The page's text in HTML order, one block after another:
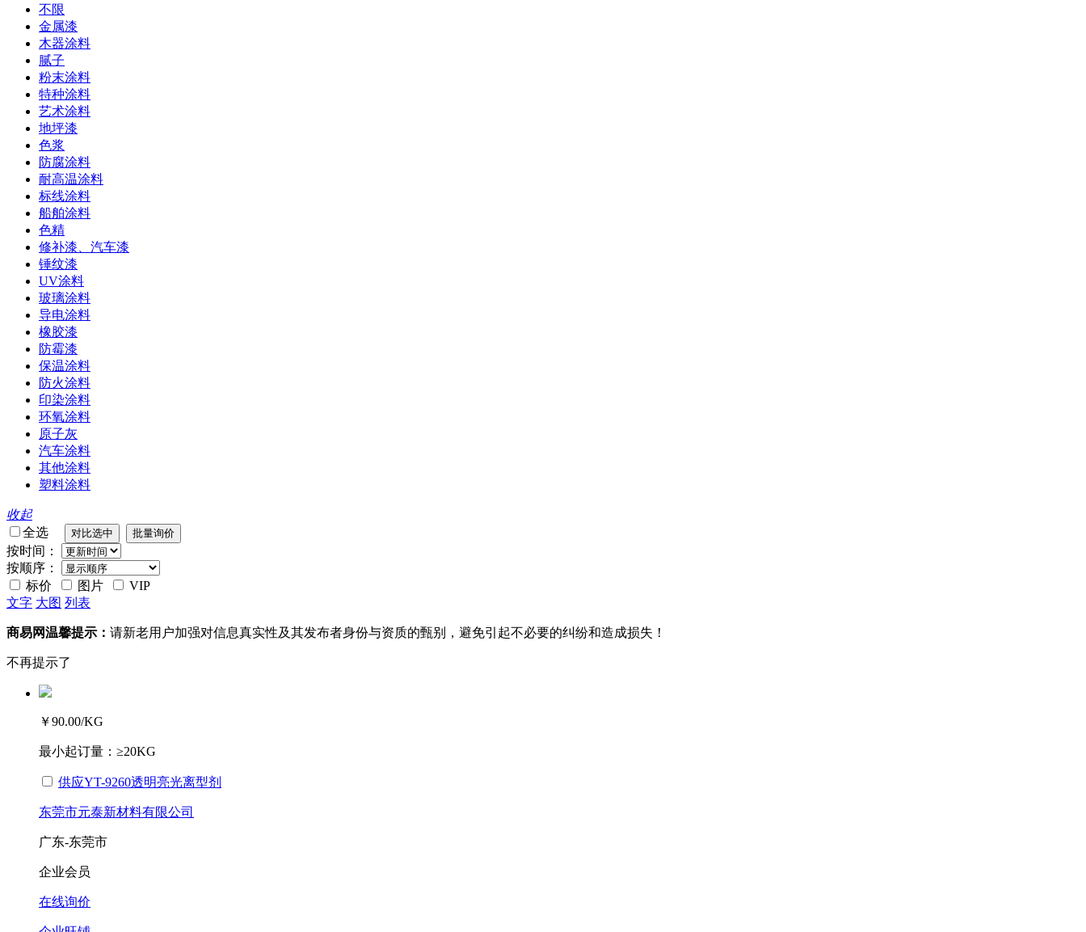
不限
金属漆
木器涂料
腻子
粉末涂料
特种涂料
艺术涂料
地坪漆
色浆
防腐涂料
耐高温涂料
标线涂料
船舶涂料
色精
修补漆、汽车漆
锤纹漆
UV涂料
玻璃涂料
导电涂料
橡胶漆
防霉漆
保温涂料
防火涂料
印染涂料
环氧涂料
原子灰
汽车涂料
其他涂料
塑料涂料
收起
全选
按时间：
按顺序：
标价
图片
VIP
文字 大图 列表
商易网温馨提示： 请新老用户加强对信息真实性及其发布者身份与资质的甄别，避免引起不必要的纠纷和造成损失！
不再提示了
￥90.00/KG
最小起订量： ≥20KG
供应YT-9260透明亮光离型剂
东莞市元泰新材料有限公司
广东-东莞市
企业会员
在线询价